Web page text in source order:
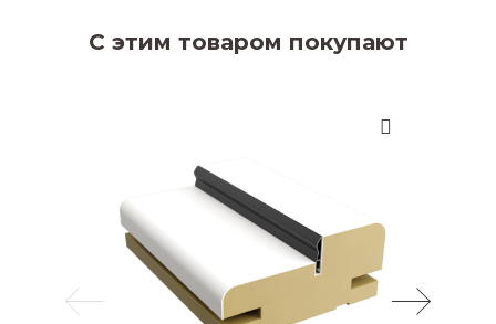
С этим товаром покупают